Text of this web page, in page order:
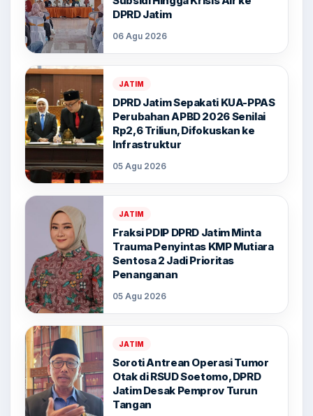
DPRD Jatim
06 Agu 2026
JATIM
DPRD Jatim Sepakati KUA-PPAS
Perubahan APBD 2026 Senilai
Rp2,6 Triliun, Difokuskan ke
Infrastruktur
05 Agu 2026
JATIM
Fraksi PDIP DPRD Jatim Minta
Trauma Penyintas KMP Mutiara
Sentosa 2 Jadi Prioritas
Penanganan
05 Agu 2026
JATIM
Soroti Antrean Operasi Tumor
Otak di RSUD Soetomo, DPRD
Jatim Desak Pemprov Turun
Tangan